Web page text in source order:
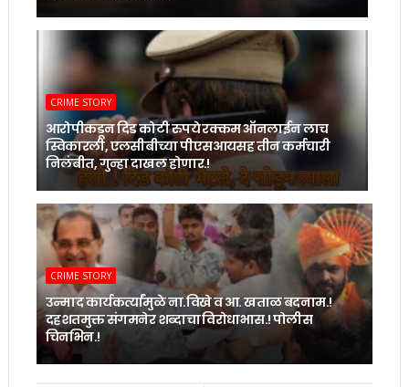
CRIME STORY
आरोपीकडून दिड कोटी रुपये रक्कम ऑनलाईन लाच
स्विकारली, एलसीबीच्या पीएसआयसह तीन कर्मचारी
निलंबीत, गुन्हा दाखल होणार.!
CRIME STORY
उन्माद कार्यकर्त्यांमुळे ना.विखे व आ. खताळ बदनाम.!
दहशतमुक्त संगमनेर शब्दाचा विरोधाभास.! पोलीस
चिनभिन.!